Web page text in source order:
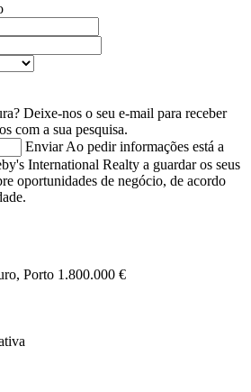
Deixe-nos o seu e-mail para receber
com a sua pesquisa.
Enviar Ao pedir informações está a
International Realty a guardar os seus
oportunidades de negócio, de acordo
Porto 1.800.000 €